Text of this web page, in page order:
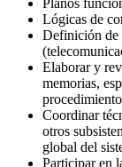
Lógicas de
Definición de
Elaborar y
memorias,
Coordinar
otros
global del
Participar en